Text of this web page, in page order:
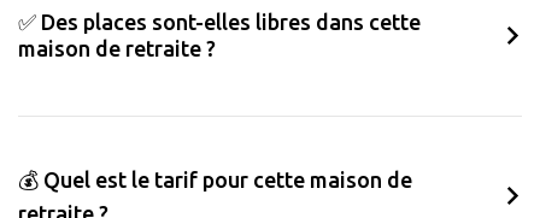
✅ Des places sont-elles libres dans cette
maison de retraite ?
💰 Quel est le tarif pour cette maison de